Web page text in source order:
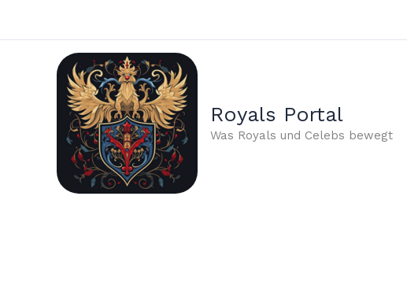
Royals Portal
Was Royals und Celebs bewegt